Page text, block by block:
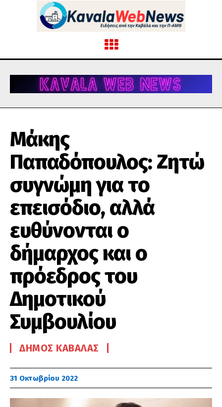
Μάκης
Παπαδόπουλος: Ζητώ
συγνώμη για το
επεισόδιο, αλλά
ευθύνονται ο
δήμαρχος και ο
πρόεδρος του
Δημοτικού
Συμβουλίου
ΔΉΜΟΣ ΚΑΒΆΛΑΣ
31 Οκτωβρίου 2022